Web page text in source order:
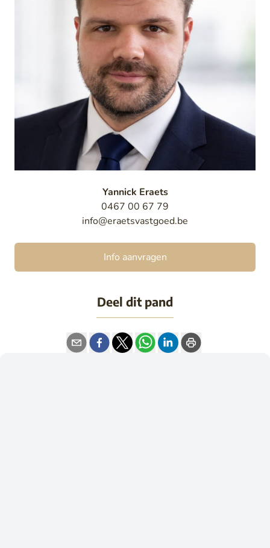
Yannick Eraets
0467 00 67 79
info@eraetsvastgoed.be
Info aanvragen
Deel dit pand